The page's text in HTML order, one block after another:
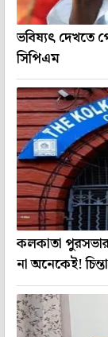
ভবিষ্যৎ দেখতে
সিপিএম
কলকাতা
না অনেকেই!